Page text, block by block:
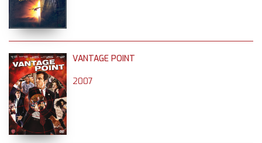
VANTAGE POINT
2007